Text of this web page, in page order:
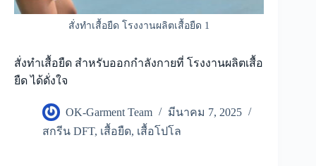
สั่งทำเสื้อยืด โรงงานผลิตเสื้อยืด 1
สั่งทำเสื้อยืด สำหรับออกกำลังกายที่ โรงงานผลิตเสื้อ
ยืด ได้ดั่งใจ
OK-Garment Team
มีนาคม 7, 2025
สกรีน DFT, เสื้อยืด, เสื้อโปโล